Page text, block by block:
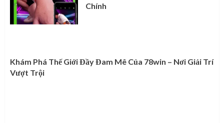
Chính
Khám Phá Thế Giới Đầy Đam Mê Của 78win – Nơi Giải Trí
Vượt Trội